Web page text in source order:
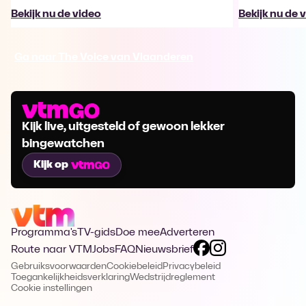
Bekijk nu de video Bekijk nu de
Kijk live, uitgesteld of gewoon lekker
bingewatchen
Kijk op
Programma's TV-gidsDoe meeAdverteren
Route naar VTMJobsFAQNieuwsbrief
GebruiksvoorwaardenCookiebeleid Privacybeleid
ToegankelijkheidsverklaringWedstrijdreglement
Cookie instellingen